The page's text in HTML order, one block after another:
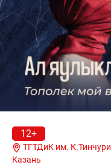
12+
ТГТДиК им.
Казань